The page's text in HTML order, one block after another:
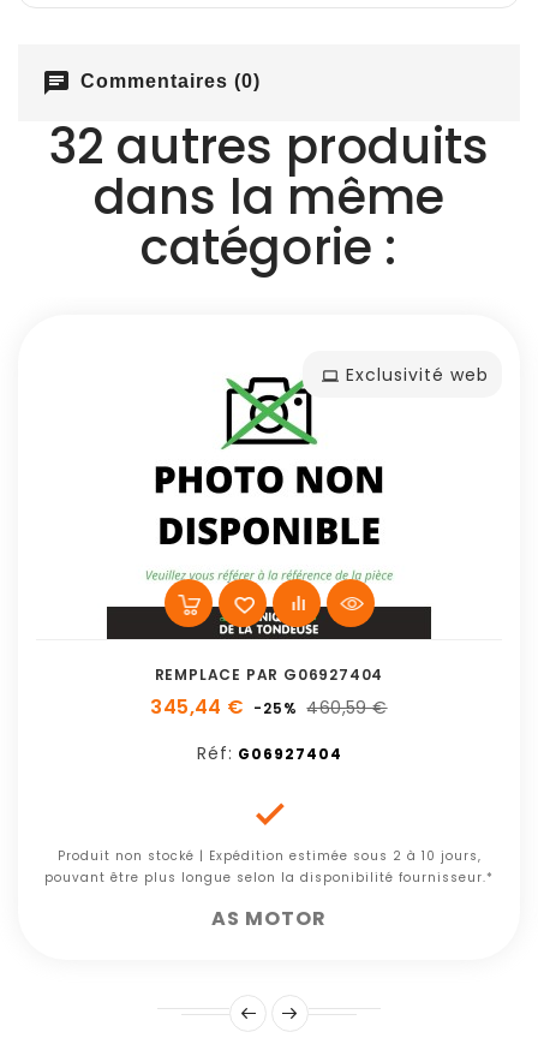
chat Commentaires (0)
32 autres produits
dans la même
catégorie :
Exclusivité web
REMPLACE PAR G06927404
345,44 € -25% 460,59 €
Réf: G06927404

Produit non stocké | Expédition estimée sous 2 à 10 jours,
pouvant être plus longue selon la disponibilité fournisseur.*
AS MOTOR